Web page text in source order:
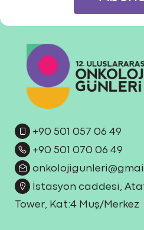
+90 501 057 06 49
+90 501 070 06 49
İstasyon caddesi,
Tower, Kat:4 Muş/Merkez